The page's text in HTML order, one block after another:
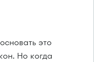
это
Но когда